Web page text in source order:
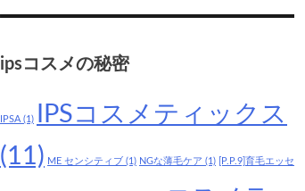
ipsコスメの秘密
IPSA (1)
IPSコスメティックス
(11) ME センシティブ (1) NGな薄毛ケア (1) [P.P.9]育毛エッセ